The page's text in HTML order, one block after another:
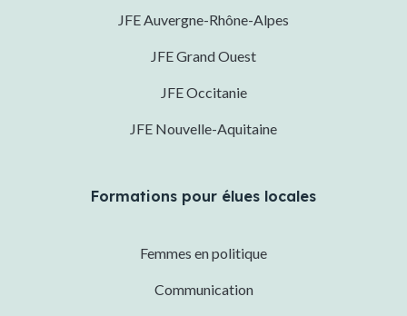
JFE Auvergne-Rhône-Alpes
JFE Grand Ouest
JFE Occitanie
JFE Nouvelle-Aquitaine
Formations pour élues locales
Femmes en politique
Communication